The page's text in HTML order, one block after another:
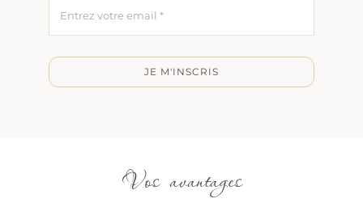
JE M'INSCRIS
Vos avantages